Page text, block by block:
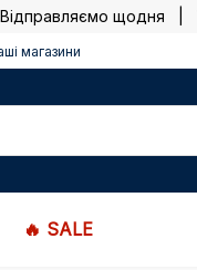
щодня | We
магазини
🔥 SALE